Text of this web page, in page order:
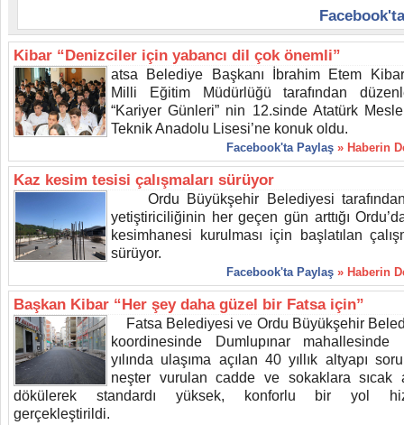
Kibar “Denizciler için yabancı dil çok önemli”
atsa Belediye Başkanı İbrahim Etem
Milli Eğitim Müdürlüğü tarafından
“Kariyer Günleri” nin 12.sinde Atatürk
Teknik Anadolu Lisesi’ne konuk oldu.
Facebook'ta Paylaş » Haberin
Kaz kesim tesisi çalışmaları sürüyor
Ordu Büyükşehir Belediyesi
yetiştiriciliğinin her geçen gün arttığı
kesimhanesi kurulması için başlatılan
sürüyor.
Facebook'ta Paylaş » Haberin
Başkan Kibar “Her şey daha güzel bir Fatsa için”
Fatsa Belediyesi ve Ordu Büyükşehir
koordinesinde Dumlupınar mahallesinde
yılında ulaşıma açılan 40 yıllık altyapı
neşter vurulan cadde ve sokaklara sıcak
dökülerek standardı yüksek, konforlu bir yol
gerçekleştirildi.